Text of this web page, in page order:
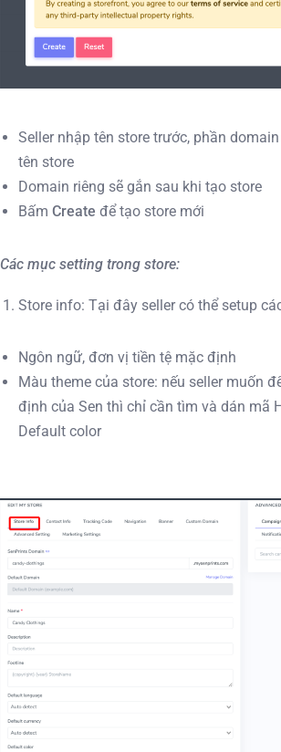
Seller nhập tên store trước, phần
tên store
Domain riêng sẽ gắn sau khi tạo store
BấmCreate để tạo store mới
Các mục setting trong store:
Store info: Tại đây seller có thể setup
Ngôn ngữ, đơn vị tiền tệ mặc định
Màu theme của store: nếu seller muốn
định của Sen thì chỉ cần tìm và dán mã
Default color